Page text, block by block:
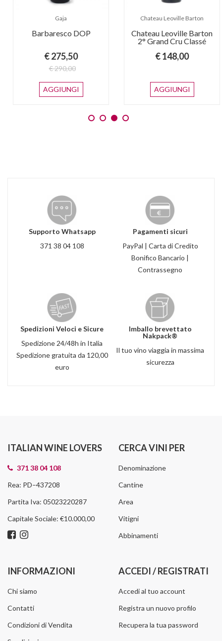
Gaja
Barbaresco DOP
€ 275,50
€ 290,00
AGGIUNGI
Chateau Leoville Barton
Chateau Leoville Barton
2° Grand Cru Classé
€ 148,00
AGGIUNGI
Supporto Whatsapp
371 38 04 108
Pagamenti sicuri
PayPal | Carta di Credito
Bonifico Bancario |
Contrassegno
Spedizioni Veloci e Sicure
Spedizione 24/48h in Italia
Spedizione gratuita da 120,00
euro
Imballo brevettato
Nakpack®
Il tuo vino viaggia in massima
sicurezza
ITALIAN WINE LOVERS
371 38 04 108
Rea: PD–437208
Partita Iva: 05023220287
Capitale Sociale: €10.000,00
CERCA VINI PER
Denominazione
Cantine
Area
Vitigni
Abbinamenti
INFORMAZIONI
Chi siamo
Contatti
Condizioni di Vendita
ACCEDI / REGISTRATI
Accedi al tuo account
Registra un nuovo profilo
Recupera la tua password